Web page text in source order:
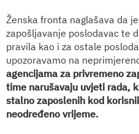
Ženska fronta naglašava da
zapošljavanje poslodavac te
pravila kao i za ostale
upozoravamo na
agencijama za privremeno
time narušavaju uvjeti rada,
stalno zaposlenih kod
neodređeno vrijeme.